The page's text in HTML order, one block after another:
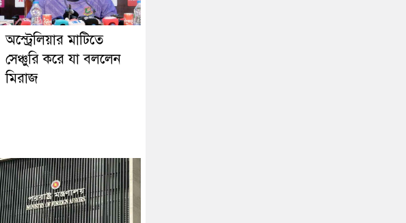
অস্ট্রেলিয়ার মাটিতে
সেঞ্চুরি করে যা বললেন
মিরাজ